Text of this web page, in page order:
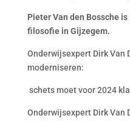
Pieter Van den Bossche
filosofie in Gijzegem.
Onderwijsexpert Dirk Van
moderniseren:
schets moet voor 2024
Onderwijsexpert Dirk Van